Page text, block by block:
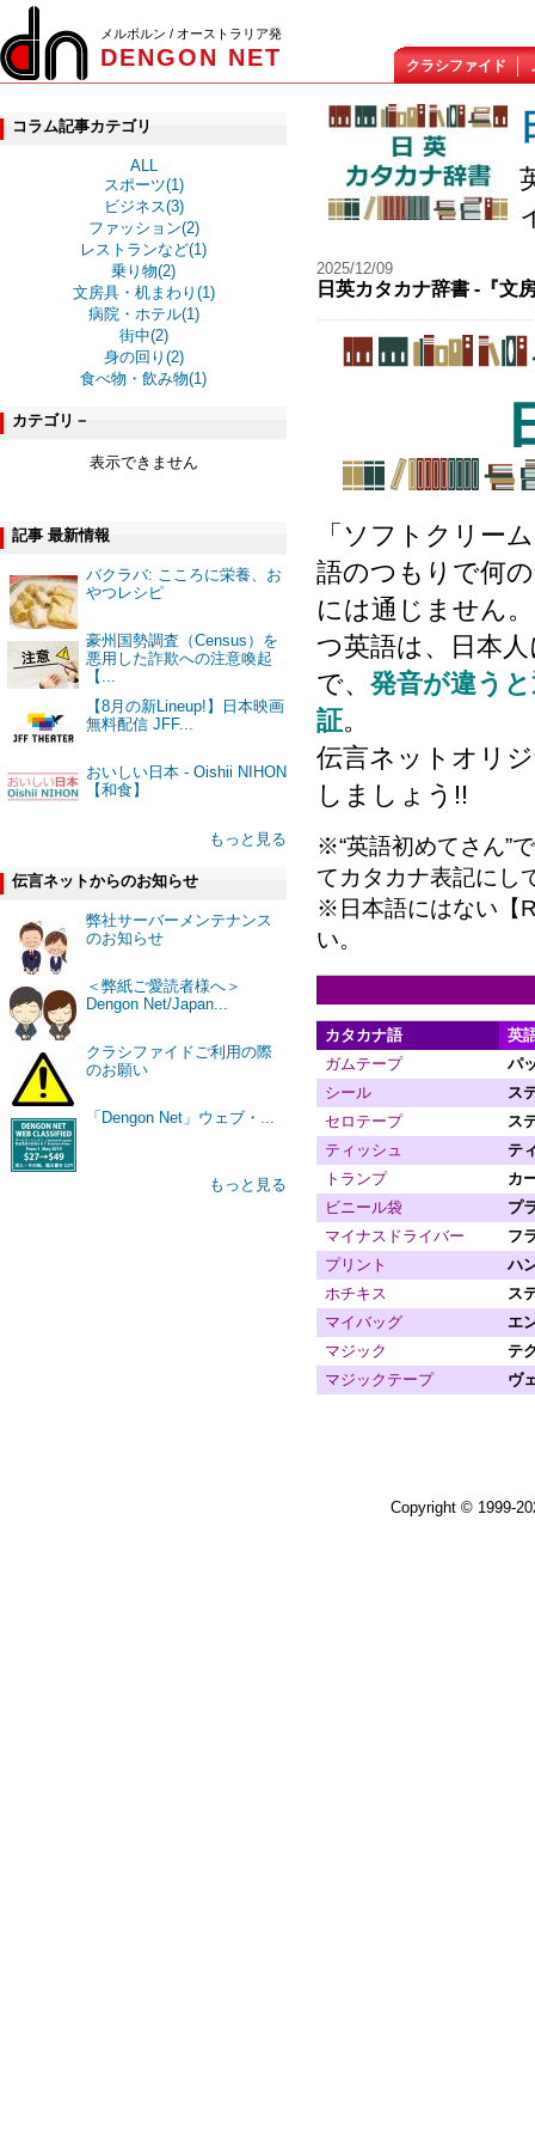
メルボルン / オーストラリア発
DENGON NET クラシファイド
コラム記事カテゴリ
ALL
スポーツ(1)
ビジネス(3)
ファッション(2)
レストランなど(1)
乗り物(2)
文房具・机まわり(1)
病院・ホテル(1)
街中(2)
身の回り(2)
食べ物・飲み物(1)
カテゴリ－
表示できません
記事 最新情報
バクラバ: こころに栄養、お
やつレシピ
豪州国勢調査（Census）を
悪用した詐欺への注意喚起
【...
【8月の新Lineup!】日本映画
無料配信 JFF...
おいしい日本 - Oishii NIHON
【和食】
もっと見る
伝言ネットからのお知らせ
弊社サーバーメンテナンス
のお知らせ
＜弊紙ご愛読者様へ＞
Dengon Net/Japan...
クラシファイドご利用の際
のお願い
「Dengon Net」ウェブ・...
もっと見る
2025/12/09
日英カタカナ辞書 -『文
「ソフトクリー
語のつもりで何
には通じません
つ英語は、日本
で、 発音が違う
証。
伝言ネットオリ
しましょう!!
※“英語初めてさん”
てカタカナ表記にし
※日本語にはない【
い。
カタカナ語
英
ガムテープ
パ
シール
ス
セロテープ
ス
ティッシュ
テ
トランプ
カ
ビニール袋
プ
マイナスドライバー
フ
プリント
ハ
ホチキス
ス
マイバッグ
エ
マジック
テ
マジックテープ
ヴ
Copyright © 1999-